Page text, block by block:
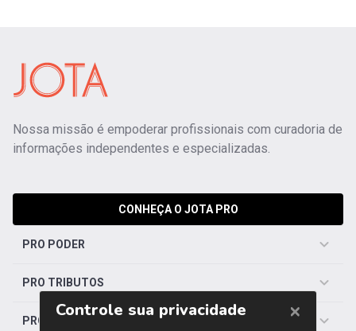
Nossa missão é empoderar profissionais com curadoria de
informações independentes e especializadas.
CONHEÇA O JOTA PRO
PRO PODER
PRO TRIBUTOS
PRO TRABALHISTA